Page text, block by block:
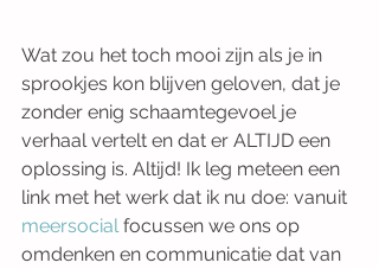
Wat zou het toch mooi zijn als je in
sprookjes kon blijven geloven, dat je
zonder enig schaamtegevoel je
verhaal vertelt en dat er ALTIJD een
oplossing is. Altijd! Ik leg meteen een
link met het werk dat ik nu doe: vanuit
meersocial focussen we ons op
omdenken en communicatie dat van